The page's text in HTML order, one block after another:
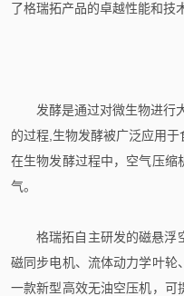
了格瑞拓产品的卓越性能和技
发酵是通过对微生物进行
的过程,生物发酵被广泛应用于
在生物发酵过程中，空气压缩
气。
格瑞拓自主研发的磁悬浮
磁同步电机、流体动力学叶轮
一款新型高效无油空压机，可